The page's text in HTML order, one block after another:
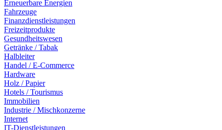
Erneuerbare Energien
Fahrzeuge
Finanzdienstleistungen
Freizeitprodukte
Gesundheitswesen
Getränke / Tabak
Halbleiter
Handel / E-Commerce
Hardware
Holz / Papier
Hotels / Tourismus
Immobilien
Industrie / Mischkonzerne
Internet
IT-Dienstleistungen